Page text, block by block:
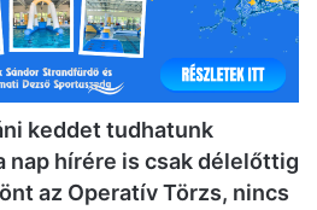
keddet tudhatunk
nap hírére is csak délelőttig
az Operatív Törzs, nincs